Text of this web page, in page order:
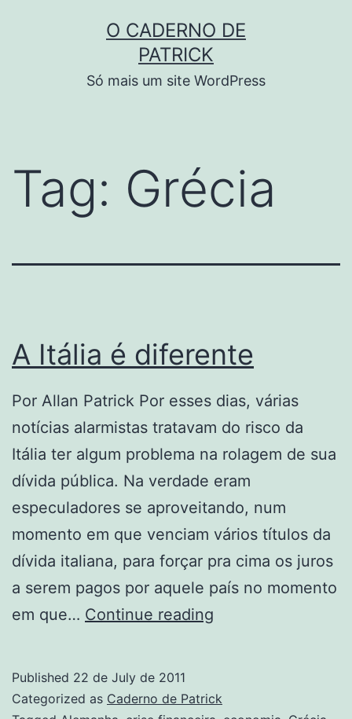
O CADERNO DE
PATRICK
Só mais um site WordPress
Tag: Grécia
A Itália é diferente
Por Allan Patrick Por esses dias, várias
notícias alarmistas tratavam do risco da
Itália ter algum problema na rolagem de sua
dívida pública. Na verdade eram
especuladores se aproveitando, num
momento em que venciam vários títulos da
dívida italiana, para forçar pra cima os juros
a serem pagos por aquele país no momento
em que… Continue reading
diferente
Published 22 de July de 2011
Categorized as Caderno de Patrick